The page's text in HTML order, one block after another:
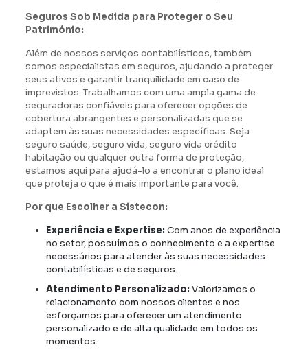
Seguros Sob Medida para Proteger o Seu
Património:
Além de nossos serviços contabilísticos, também
somos especialistas em seguros, ajudando a proteger
seus ativos e garantir tranquilidade em caso de
imprevistos. Trabalhamos com uma ampla gama de
seguradoras confiáveis para oferecer opções de
cobertura abrangentes e personalizadas que se
adaptem às suas necessidades específicas. Seja
seguro saúde, seguro vida, seguro vida crédito
habitação ou qualquer outra forma de proteção,
estamos aqui para ajudá-lo a encontrar o plano ideal
que proteja o que é mais importante para você.
Por que Escolher a Sistecon:
Experiência e Expertise: Com anos de experiência
no setor, possuímos o conhecimento e a expertise
necessários para atender às suas necessidades
contabilísticas e de seguros.
Atendimento Personalizado: Valorizamos o
relacionamento com nossos clientes e nos
esforçamos para oferecer um atendimento
personalizado e de alta qualidade em todos os
momentos.